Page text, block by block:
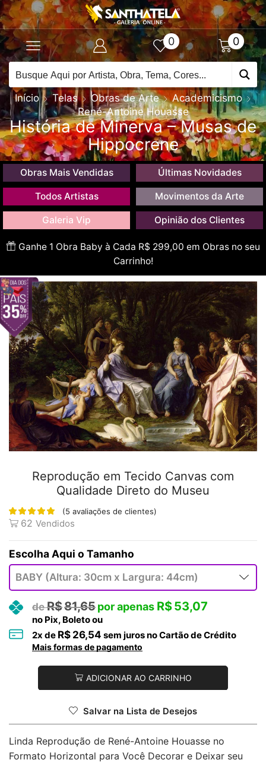
0 0
Início Telas Obras de Arte
Academicismo
René-Antoine Houasse
História de Minerva – Musas de
Hippocrene
Obras Mais Vendidas Últimas Novidades
Todos Artistas Movimentos da Arte
Galeria Vip Opinião dos Clientes
Ganhe 1 Obra Baby à Cada R$ 299,00 em Obras no seu
Carrinho!
Reprodução em Tecido Canvas com
Qualidade Direto do Museu
(5 avaliações de clientes)
62 Vendidos
Tamanho
R$81,65 R$53,07
no Pix, Boleto ou
2x de R$ 26,54 sem juros no Cartão de Crédito
Mais formas de pagamento
ADICIONAR AO CARRINHO
Salvar na Lista de Desejos
Linda Reprodução de René-Antoine Houasse no
Formato Horizontal para Você Decorar e Deixar seu